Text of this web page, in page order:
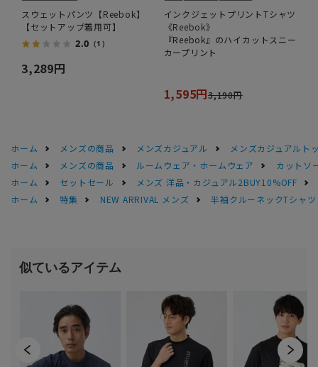
スウェットパンツ【Reebok】
【セットアップ着用可】
2.0 （1）
3,289円
インクジェットプリントTシャツ
《Reebok》
『Reebok』のハイカットスニー
カープリント
1,595円3,190円
ホーム メンズの商品 メンズカジュアル
メンズカジュアルト
ホーム
メンズの商品 ルームウェア・ホームウェア
カットソ
ホーム
セットセール
メンズ 洋品・カジュアル2BUY10%OFF
ホーム
特集 NEW ARRIVAL メンズ 半袖クルーネックTシャ